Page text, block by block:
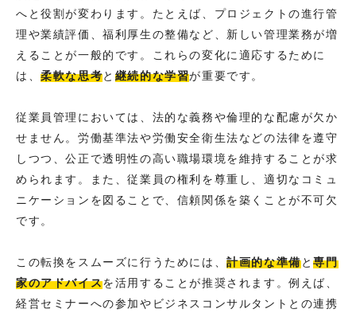
へと役割が変わります。たとえば、プロジェクトの進行管
理や業績評価、福利厚生の整備など、新しい管理業務が増
えることが一般的です。これらの変化に適応するために
は、柔軟な思考と 継続的な学習が重要です。
従業員管理においては、法的な義務や倫理的な配慮が欠か
せません。労働基準法や労働安全衛生法などの法律を遵守
しつつ、公正で透明性の高い職場環境を維持することが求
められます。また、従業員の権利を尊重し、適切なコミュ
ニケーションを図ることで、信頼関係を築くことが不可欠
です。
この転換をスムーズに行うためには、計画的な準備と専門
家のアドバイスを活用することが推奨されます。例えば、
経営セミナーへの参加やビジネスコンサルタントとの連携